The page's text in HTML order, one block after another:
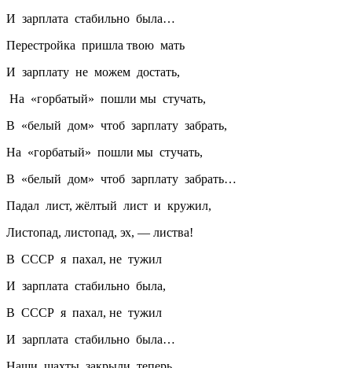
И зарплата стабильно была…
Перестройка пришла твою мать
И зарплату не можем достать,
На «горбатый» пошли мы стучать,
В «белый дом» чтоб зарплату забрать,
На «горбатый» пошли мы стучать,
В «белый дом» чтоб зарплату забрать…
Падал лист, жёлтый лист и кружил,
Листопад, листопад, эх, — листва!
В СССР я пахал, не тужил
И зарплата стабильно была,
В СССР я пахал, не тужил
И зарплата стабильно была…